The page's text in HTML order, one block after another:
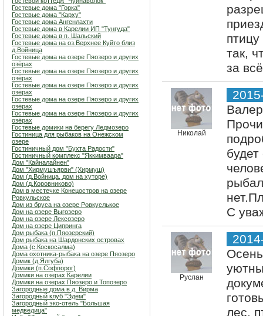
Гостевые дома "Горка"
Гостевые дома "Карху"
Гостевые дома Ангенлахти
Гостевые дома в Карелии ИП "Тунгуда"
Гостевые дома в п. Шальский
Гостевые дома на оз.Верхнее Куйто близ
д.Войница
Гостевые дома на озере Пяозеро и других
озёрах
Гостевые дома на озере Пяозеро и других
озёрах
Гостевые дома на озере Пяозеро и других
озёрах
Гостевые дома на озере Пяозеро и других
озёрах
Гостевые дома на озере Пяозеро и других
озёрах
Гостевые домики на берегу Ледмозеро
Гостиница для рыбаков на Онежском
озере
Гостиничный дом "Бухта Радости"
Гостиничный комплекс "Яккимваара"
Дом "Кайналайнен"
Дом "Хирмушъярви" (Хирмуш)
Дом (д.Войница, дом на хуторе)
Дом (д.Коровниково)
Дом в местечке Конецостров на озере
Ровкульское
Дом из бруса на озере Ровкуслькое
Дом на озере Выгозеро
Дом на озере Лексозеро
Дом на озере Ципринга
Дом рыбака (п.Пяозерский)
Дом рыбака на Шардонских островах
Дома (с.Коскосалма)
Дома охотника-рыбака на озере Пяозеро
Домик (д.Ялгуба)
Домики (п.Софпорог)
Домики на озерах Карелии
Домики на озерах Пяозеро и Топозеро
Загородные дома в д. Вирма
Загородный клуб "Эдем"
Загородный эко-отель "Большая
медведица"
так,
за
Николай
С
Руслан
лес,